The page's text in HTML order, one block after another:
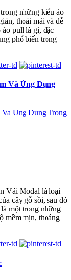
những kiểu áo
thoải mái và dễ
áo pull là gì, đặc
phổ biến trong
Và Ứng Dụng
Vải Modal là loại
cây gỗ sồi, sau đó
một trong những
mềm mịn, thoáng